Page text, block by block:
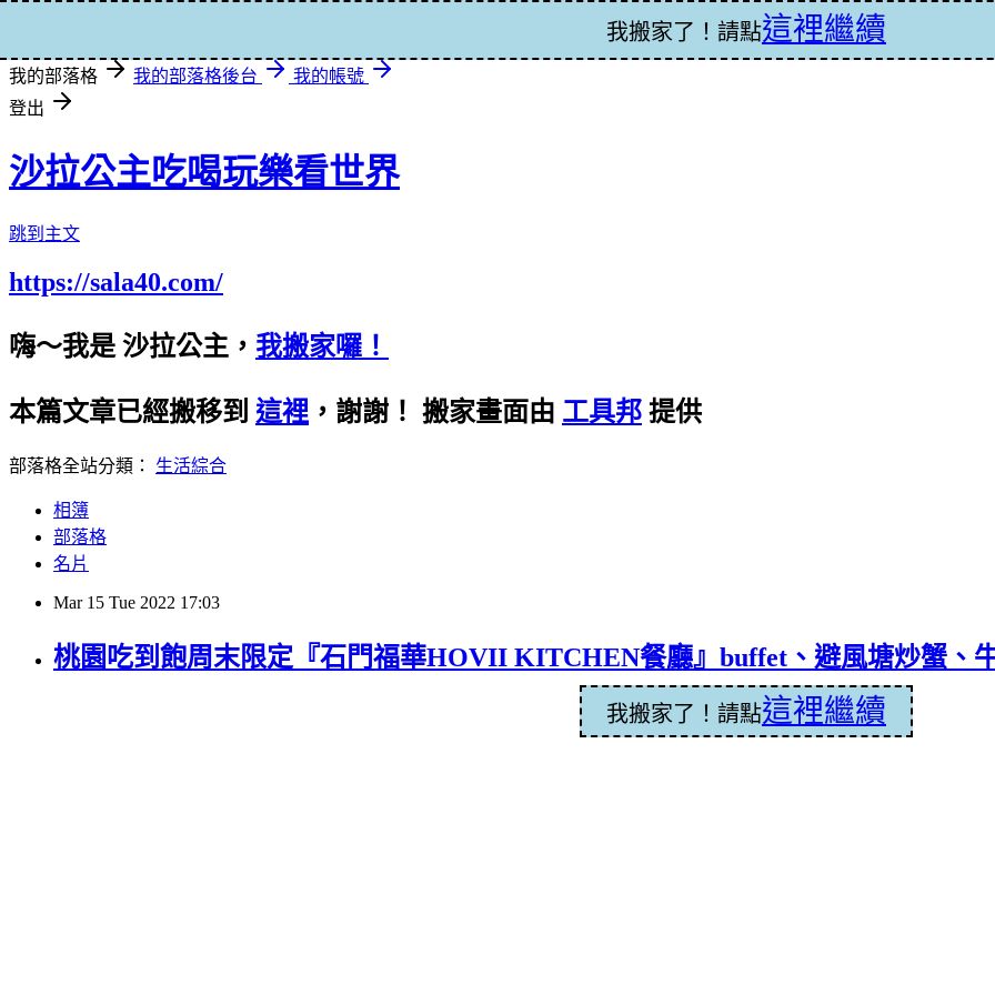
我的部落格 我的部落格後台
我的帳號
登出
沙拉公主吃喝玩樂看世界
跳到主文
https://sala40.com/
嗨～我是 沙拉公主， 我搬家囉！
本篇文章已經搬移到 這裡 ，謝謝！ 搬家畫面由 工具邦 提供
部落格全站分類： 生活綜合
相簿
部落格
名片
Mar 15 Tue 2022 17:03
桃園吃到飽周末限定『石門福華HOVII KITCHEN餐廳』buffet、避風塘炒蟹、
我搬家了！請點這裡繼續
我搬家了！請點這裡繼續